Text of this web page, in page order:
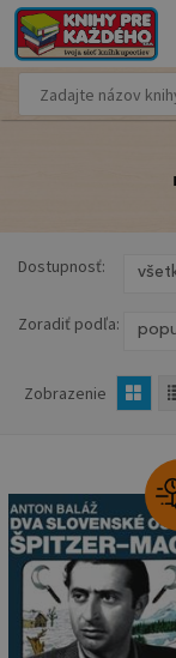
Dostupnosť:
Zoradiť podľa:
Zobrazenie